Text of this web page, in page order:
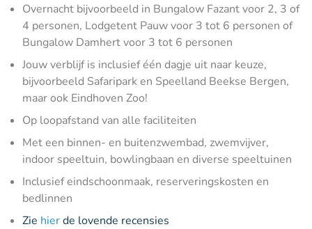
Overnacht bijvoorbeeld in Bungalow Fazant voor 2, 3 of
4 personen, Lodgetent Pauw voor 3 tot 6 personen of
Bungalow Damhert voor 3 tot 6 personen
Jouw verblijf is inclusief één dagje uit naar keuze,
bijvoorbeeld Safaripark en Speelland Beekse Bergen,
maar ook Eindhoven Zoo!
Op loopafstand van alle faciliteiten
Met een binnen- en buitenzwembad, zwemvijver,
indoor speeltuin, bowlingbaan en diverse speeltuinen
Inclusief eindschoonmaak, reserveringskosten en
bedlinnen
Zie hierde lovende recensies